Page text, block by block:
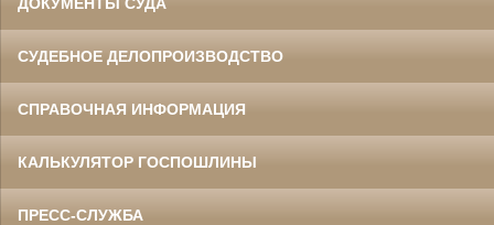
ДОКУМЕНТЫ СУДА
СУДЕБНОЕ ДЕЛОПРОИЗВОДСТВО
СПРАВОЧНАЯ ИНФОРМАЦИЯ
КАЛЬКУЛЯТОР ГОСПОШЛИНЫ
ПРЕСС-СЛУЖБА